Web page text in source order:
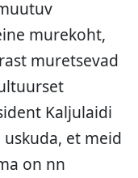
murekoht,
muretsevad
Kaljulaidi
et meid
on nn